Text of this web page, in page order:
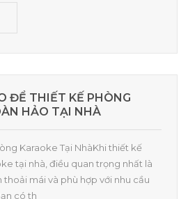
ĐỂ THIẾT KẾ PHÒNG
HẢO TẠI NHÀ
Karaoke Tại NhàKhi thiết kế
tại nhà, điều quan trọng nhất là
mái và phù hợp với nhu cầu
có th